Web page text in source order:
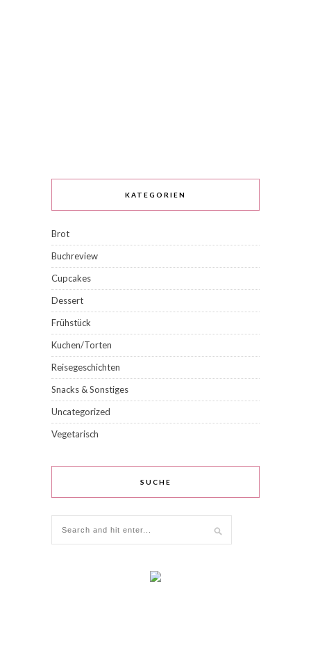
KATEGORIEN
Brot
Buchreview
Cupcakes
Dessert
Frühstück
Kuchen/Torten
Reisegeschichten
Snacks & Sonstiges
Uncategorized
Vegetarisch
SUCHE